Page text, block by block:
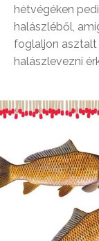
hétvégéken
halászléből,
foglaljon asztalt
halászlevezni